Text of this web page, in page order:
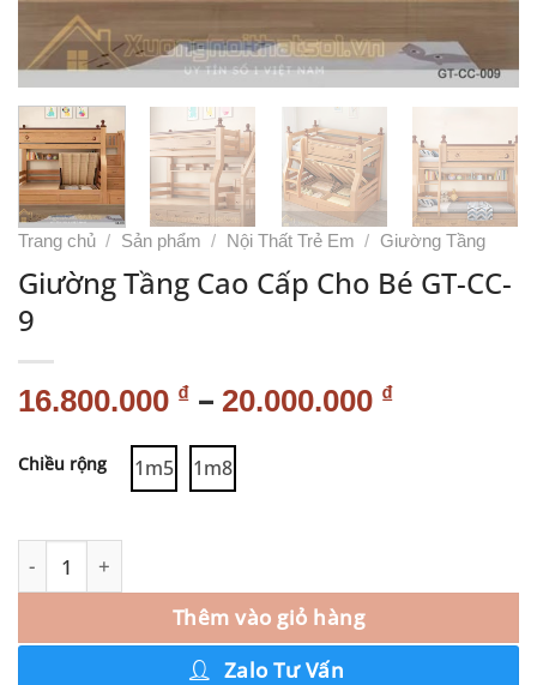
Trang chủ / Sản phẩm / Nội Thất Trẻ Em / Giường Tầng
Giường Tầng Cao Cấp Cho Bé GT-CC-
9
16.800.000 ₫ – 20.000.000 ₫
Chiều rộng 1m5 1m8
Thêm vào giỏ hàng
Zalo Tư Vấn